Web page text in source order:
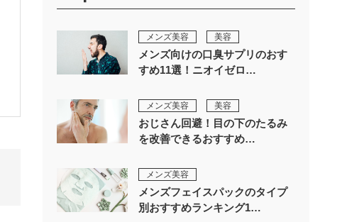
メンズ美容 美容
メンズ向けの口臭サプリのおす
すめ11選！ニオイゼロ…
メンズ美容 美容
おじさん回避！目の下のたるみ
を改善できるおすすめ…
メンズ美容
メンズフェイスパックのタイプ
別おすすめランキング1…